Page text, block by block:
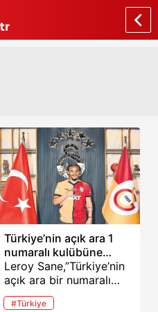
Türkiye’nin açık ara 1
numaralı kulübüne
geldim
Leroy Sane,”Türkiye’nin
açık ara bir numaralı
takımına transfer oldum.
Buraya uyum sağlamam
#Türkiye